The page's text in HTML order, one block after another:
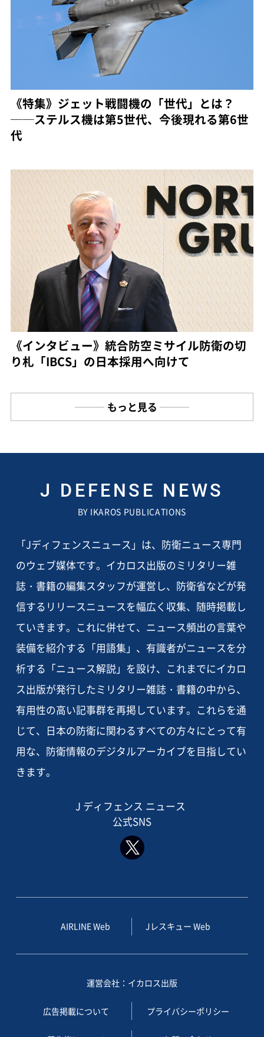
《特集》ジェット戦闘機の「世代」とは？
──ステルス機は第5世代、今後現れる第6世
代
《インタビュー》統合防空ミサイル防衛の切
り札「IBCS」の日本採用へ向けて
もっと見る
J DEFENSE NEWS
BY IKAROS PUBLICATIONS
「Jディフェンスニュース」は、防衛ニュース専門
のウェブ媒体です。イカロス出版のミリタリー雑
誌・書籍の編集スタッフが運営し、防衛省などが発
信するリリースニュースを幅広く収集、随時掲載し
ていきます。これに併せて、ニュース頻出の言葉や
装備を紹介する「用語集」、有識者がニュースを分
析する「ニュース解説」を設け、これまでにイカロ
ス出版が発行したミリタリー雑誌・書籍の中から、
有用性の高い記事群を再掲しています。これらを通
じて、日本の防衛に関わるすべての方々にとって有
用な、防衛情報のデジタルアーカイブを目指してい
きます。
J ディフェンス ニュース
公式SNS
AIRLINE Web Jレスキュー Web
運営会社：イカロス出版
広告掲載について プライバシーポリシー